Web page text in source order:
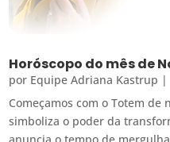
Horóscopo do mês de
por Equipe Adriana Kastrup |
Começamos com o Totem de
simboliza o poder da